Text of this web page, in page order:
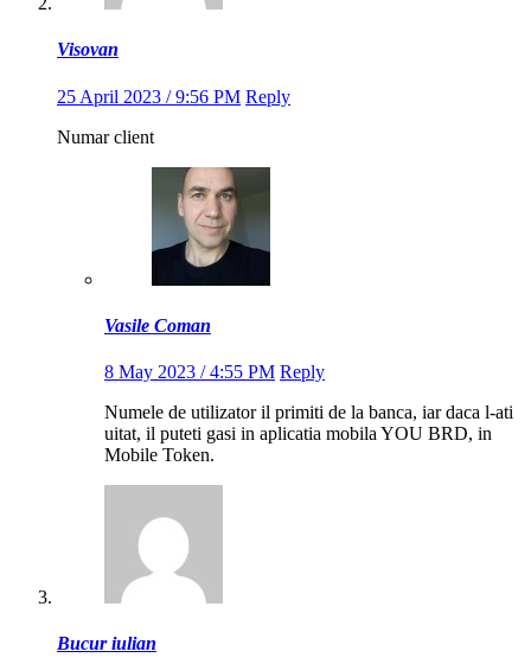
Visovan
25 April 2023 / 9:56 PM Reply
Numar client
Vasile Coman
8 May 2023 / 4:55 PM Reply
Numele de utilizator il primiti de la banca, iar daca l-ati
uitat, il puteti gasi in aplicatia mobila YOU BRD, in
Mobile Token.
Bucur iulian